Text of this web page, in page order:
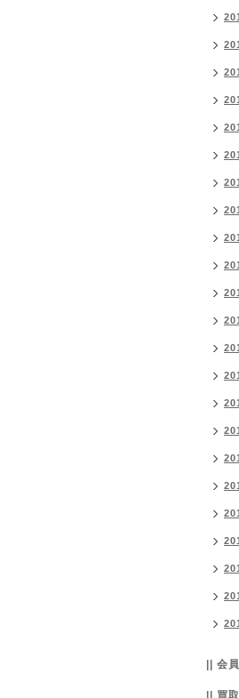
|| 会
|| 買